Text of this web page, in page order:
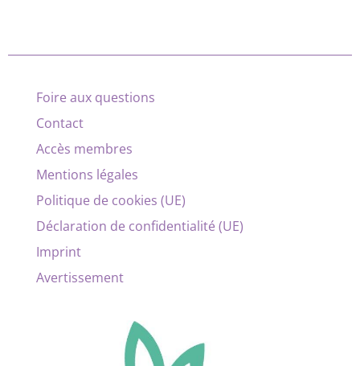
Foire aux questions
Contact
Accès membres
Mentions légales
Politique de cookies (UE)
Déclaration de confidentialité (UE)
Imprint
Avertissement